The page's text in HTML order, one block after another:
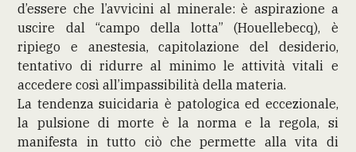
d’essere che l’avvicini al minerale: è aspirazione a
uscire dal “campo della lotta” (Houellebecq), è
ripiego e anestesia, capitolazione del desiderio,
tentativo di ridurre al minimo le attività vitali e
accedere così all’impassibilità della materia.
La tendenza suicidaria è patologica ed eccezionale,
la pulsione di morte è la norma e la regola, si
manifesta in tutto ciò che permette alla vita di